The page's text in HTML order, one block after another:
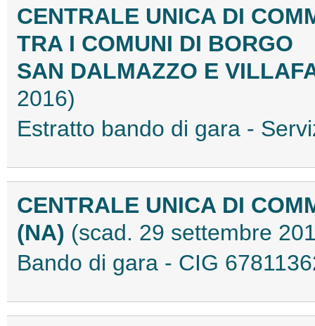
CENTRALE UNICA DI
TRA I COMUNI DI BORGO
SAN DALMAZZO E
2016)
Estratto bando di gara -
CENTRALE UNICA DI
(NA) (scad. 29 settembre
Bando di gara - CIG